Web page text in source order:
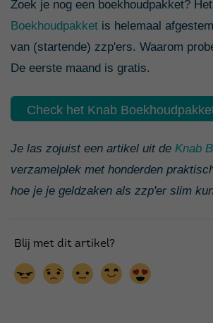
Zoek je nog een boekhoudpakket? Het
Boekhoudpakket is helemaal
van (startende) zzp'ers. Waarom
De eerste maand is gratis.
Check het Knab
Je las zojuist een artikel uit de Knab
verzamelplek met honderden
hoe je je geldzaken als zzp'er slim